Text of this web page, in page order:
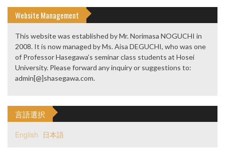
Website Management
This website was established by Mr. Norimasa NOGUCHI in
2008. It is now managed by Ms. Aisa DEGUCHI, who was one
of Professor Hasegawa’s seminar class students at Hosei
University. Please forward any inquiry or suggestions to:
admin[@]shasegawa.com.
言語選択
English 日本語